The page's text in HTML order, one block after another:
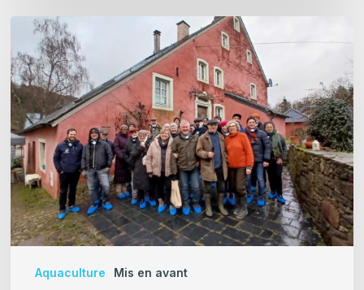
Aquaculture Mis en avant
Immersion
la
filière
aquacole
allemande
:
une
source
d’inspiration
pour
pisciculteurs